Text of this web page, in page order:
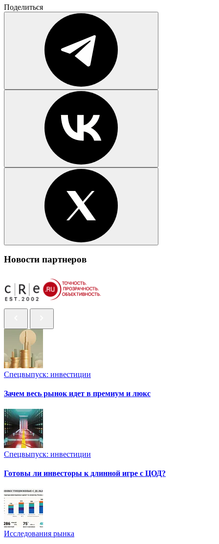
Поделиться
Новости партнеров
Спецвыпуск: инвестиции
Зачем весь рынок идет в премиум и люкс
Спецвыпуск: инвестиции
Готовы ли инвесторы к длинной игре с ЦОД?
Исследования рынка